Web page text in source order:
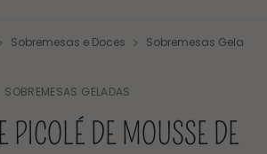
m t
Sobremesas e Doces Sobremesas Geladas
SOBREMESAS GELADAS
PICOLÉ DE MOUSSE DE